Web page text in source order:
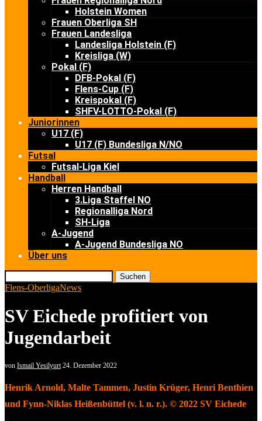
Holstein Women
Frauen Oberliga SH
Frauen Landesliga
Landesliga Holstein (F)
Kreisliga (W)
Pokal (F)
DFB-Pokal (F)
Flens-Cup (F)
Kreispokal (F)
SHFV-LOTTO-Pokal (F)
Juniorinnen
U17 (F)
U17 (F) Bundesliga N/NO
Futsal
Futsal-Liga Kiel
Handball
Herren Handball
3.Liga Staffel NO
Regionalliga Nord
SH-Liga
A-Jugend
A-Jugend Bundesliga NO
Über uns
Suchen
Flens-OberligaNews
SV Eichede profitiert von
Jugendarbeit
von Ismail Yesilyurt 24. Dezember 2022
Henrik Arnold, Malte Tammen, Justin Krüger, Henri Benthien
und Fynn-Niklas Heißenbüttel (v. l. n. r.). © 2022 SV Eichede